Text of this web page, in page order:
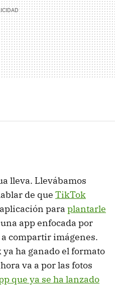
lleva. Llevábamos
de que TikTok
para plantarle
app enfocada por
compartir imágenes.
ya ha ganado el formato
va a por las fotos
que ya se ha lanzado